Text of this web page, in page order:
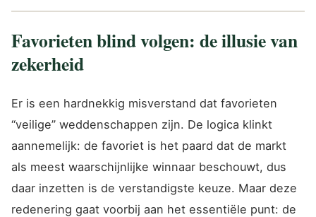
Favorieten blind volgen: de illusie van
zekerheid
Er is een hardnekkig misverstand dat favorieten
“veilige” weddenschappen zijn. De logica klinkt
aannemelijk: de favoriet is het paard dat de markt
als meest waarschijnlijke winnaar beschouwt, dus
daar inzetten is de verstandigste keuze. Maar deze
redenering gaat voorbij aan het essentiële punt: de